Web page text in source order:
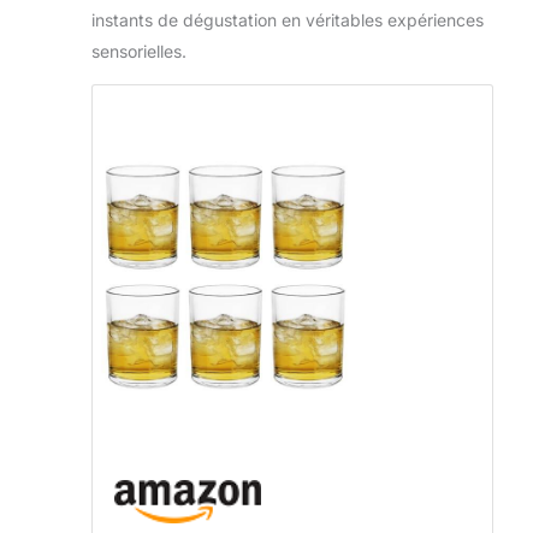
instants de dégustation en véritables expériences
sensorielles.